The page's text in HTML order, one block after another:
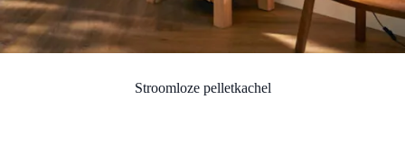
Stroomloze pelletkachel